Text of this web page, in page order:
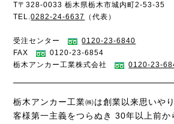
T〒328-0033 栃木県栃木市城内町2-53-35
TEL.0282-24-6637 （代表）
受注センター
0120-23-6840
FAX
0120-23-6854
栃木アンカー工業株式会社
0120-23-
栃木アンカー工業㈱は創業以来思いや
客様第一主義をつらぬき 30年以上前か